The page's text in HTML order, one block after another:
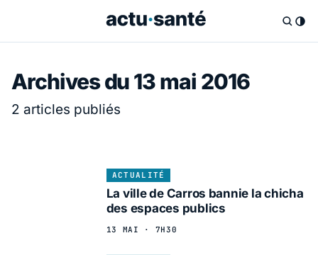
Archives du 13 mai 2016
2 articles publiés
ACTUALITÉ
La ville de Carros bannie la chicha
des espaces publics
13 MAI · 7H30